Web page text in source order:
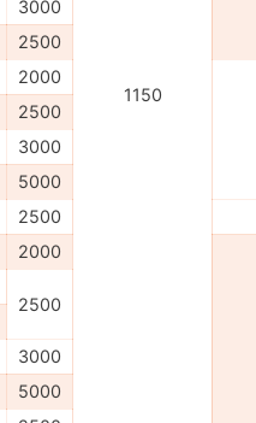
1150
3000
2500
2000
2500
3000
5000
2500
2000
2500
3000
5000